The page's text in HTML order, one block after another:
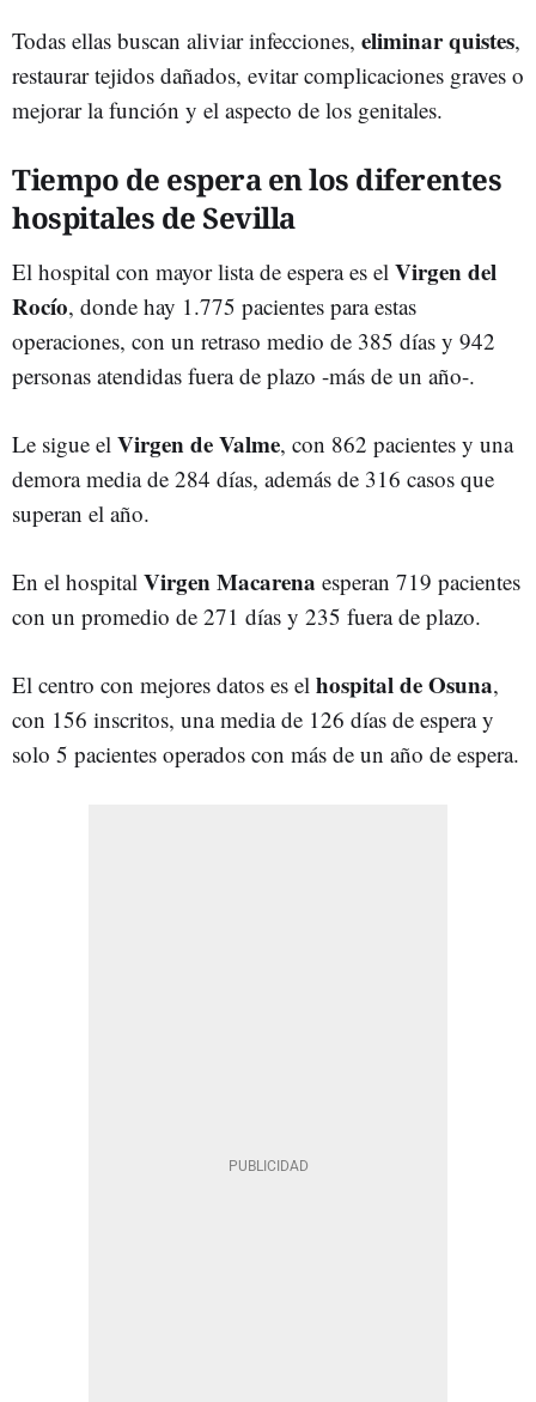
Todas ellas buscan aliviar infecciones, eliminar quistes,
restaurar tejidos dañados, evitar complicaciones graves o
mejorar la función y el aspecto de los genitales.
Tiempo de espera en los diferentes
hospitales de Sevilla
El hospital con mayor lista de espera es el Virgen del
Rocío, donde hay 1.775 pacientes para estas
operaciones, con un retraso medio de 385 días y 942
personas atendidas fuera de plazo -más de un año-.
Le sigue el Virgen de Valme, con 862 pacientes y una
demora media de 284 días, además de 316 casos que
superan el año.
En el hospital Virgen Macarena esperan 719 pacientes
con un promedio de 271 días y 235 fuera de plazo.
El centro con mejores datos es el hospital de Osuna,
con 156 inscritos, una media de 126 días de espera y
solo 5 pacientes operados con más de un año de espera.